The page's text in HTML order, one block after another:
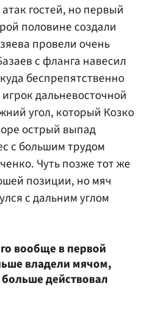
гостей, но первый
половине создали
провели очень
с фланга навесил
беспрепятственно
дальневосточной
угол, который Козко
острый выпад
с большим трудом
Чуть позже тот же
позиции, но мяч
с дальним углом
вообще в первой
владели мячом,
действовал